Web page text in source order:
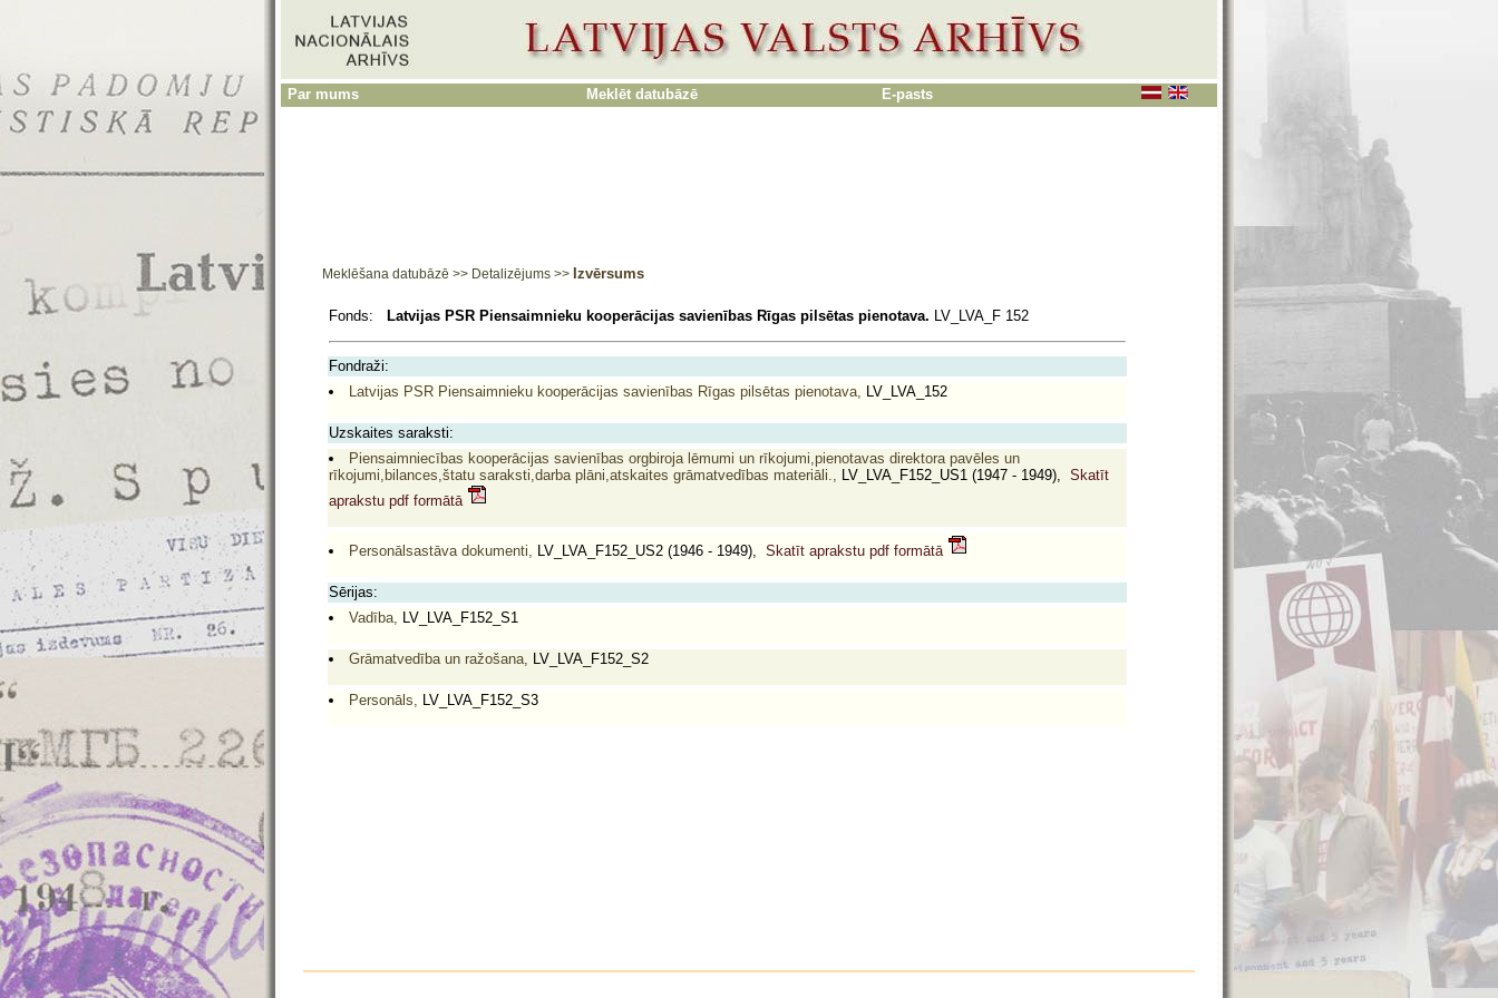
Par mums Meklēt datubāzē E-pasts
Meklēšana datubāzē >> Detalizējums >> Izvērsums
Fonds: Latvijas PSR Piensaimnieku kooperācijas savienības Rīgas pilsētas pienotava. LV_LVA_F 152
Fondraži:
Latvijas PSR Piensaimnieku kooperācijas savienības Rīgas pilsētas pienotava, LV_LVA_152
Uzskaites saraksti:
Piensaimniecības kooperācijas savienības orgbiroja lēmumi un rīkojumi,pienotavas direktora pavēles un
rīkojumi,bilances,štatu saraksti,darba plāni,atskaites grāmatvedības materiāli., LV_LVA_F152_US1 (1947 - 1949), Skatīt
aprakstu pdf formātā
Personālsastāva dokumenti, LV_LVA_F152_US2 (1946 - 1949), Skatīt aprakstu pdf formātā
Sērijas:
Vadība, LV_LVA_F152_S1
Grāmatvedība un ražošana, LV_LVA_F152_S2
Personāls, LV_LVA_F152_S3